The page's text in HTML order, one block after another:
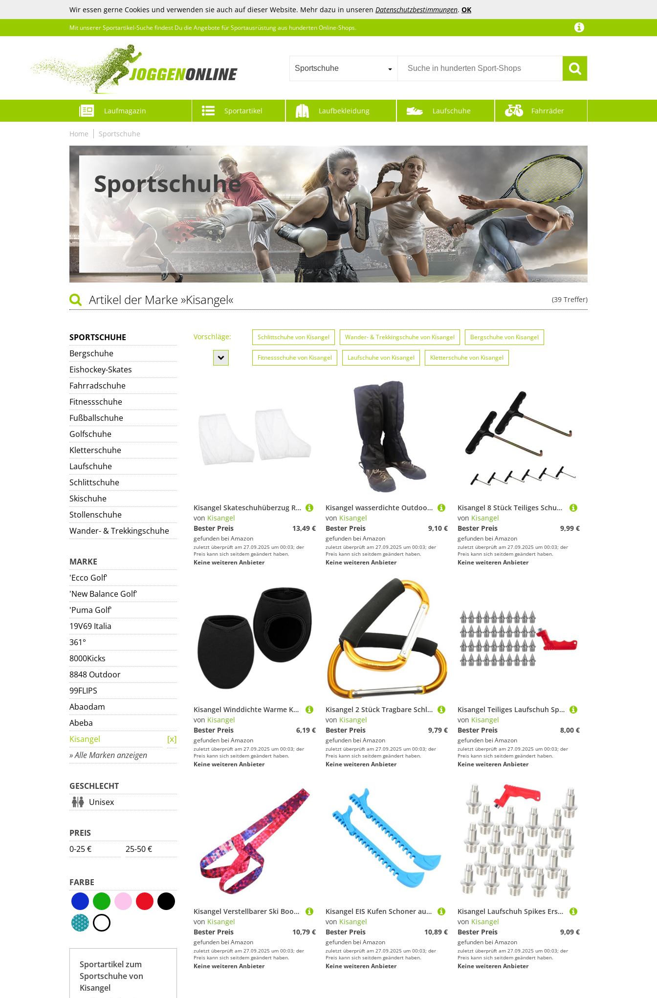
Wir essen gerne Cookies und verwenden sie auch auf dieser Website. Mehr dazu in unseren Datenschutzbestimmungen. OK
Mit unserer Sportartikel-Suche findest Du die Angebote für Sportausrüstung aus hunderten Online-Shops.
Sportschuhe
Laufmagazin Sportartikel Laufbekleidung Laufschuhe Fahrräder
Home Sportschuhe
Sportschuhe
(39 Treffer)
Artikel der Marke »Kisangel«
SPORTSCHUHE
Bergschuhe
Eishockey-Skates
Fahrradschuhe
Fitnessschuhe
Fußballschuhe
Golfschuhe
Kletterschuhe
Laufschuhe
Schlittschuhe
Skischuhe
Stollenschuhe
Wander- & Trekkingschuhe
MARKE
'Ecco Golf'
'New Balance Golf'
'Puma Golf'
19V69 Italia
361°
8000Kicks
8848 Outdoor
99FLIPS
Abaodam
Abeba
Kisangel
» Alle Marken anzeigen
GESCHLECHT
Unisex
PREIS
0-25 €
25-50 €
FARBE
Sportartikel zum
Sportschuhe von
Kisangel
Vorschläge: Schlittschuhe von Kisangel Wander- & Trekkingschuhe von Kisangel Bergschuhe von Kisangel
Fitnessschuhe von Kisangel Laufschuhe von Kisangel Kletterschuhe von Kisangel
Skischuhe von Kisangel
Kisangel Skateschuhüberzug Rollschuh Schlittschuh Schutz 1 Paar Samt Stretch Überzieher Elastische Abdeckung für Damen Herren Kinder Weiß Passend für Eiskunstlauf und Hockey Schuhe
von Kisangel
Bester Preis
13,49 €
gefunden bei Amazon
zuletzt überprüft am 27.09.2025 um 00:03; der
Preis kann sich seitdem geändert haben.
Keine weiteren Anbieter
Kisangel wasserdichte Outdoor Gamaschen Schwarz Verstellbar Strapazierfähig Schnee Regenschutz für Wandern Skifahren Klettern Schutzhülle für Schuhe und Hosen
von Kisangel
Bester Preis
9,10 €
gefunden bei Amazon
zuletzt überprüft am 27.09.2025 um 00:03; der
Preis kann sich seitdem geändert haben.
Keine weiteren Anbieter
Kisangel 8 Stück Teiliges Schuhbandstraffer Eishockey und Rollschuhe Tragbares Leichtes Metall-hakenwerkzeug für Sicheres Schnürsenkel-spannen bei Sportschuhen und Schlittschuhen
von Kisangel
Bester Preis
9,99 €
gefunden bei Amazon
zuletzt überprüft am 27.09.2025 um 00:03; der
Preis kann sich seitdem geändert haben.
Keine weiteren Anbieter
Kisangel Winddichte Warme Kurze Überschuhe für Fahrradschuhe Elastisch Verschleißfest Passend für Mountain und Rennräder Schutz vor Kälte und Wind Beim Radfahren
von Kisangel
Bester Preis
6,19 €
gefunden bei Amazon
zuletzt überprüft am 27.09.2025 um 00:03; der
Preis kann sich seitdem geändert haben.
Keine weiteren Anbieter
Kisangel 2 Stück Tragbare Schlittschuh Tragehaken aus Hochwertiger Aluminiumlegierung mit Schwammgriff Robust und Langlebig für Outdoor EIS und Rollschuhe Einfach zu Tragen Sichern
von Kisangel
Bester Preis
9,79 €
gefunden bei Amazon
zuletzt überprüft am 27.09.2025 um 00:03; der
Preis kann sich seitdem geändert haben.
Keine weiteren Anbieter
Kisangel Teiliges Laufschuh Spikes aus Rostfreiem Edelstahl mit Nagelzieher Austauschbare Hartstahl sprintrennspikes für Sprint und Outdoor Training rutschfeste Laufschuh Nagel ersatzteile
von Kisangel
Bester Preis
8,00 €
gefunden bei Amazon
zuletzt überprüft am 27.09.2025 um 00:03; der
Preis kann sich seitdem geändert haben.
Keine weiteren Anbieter
Kisangel Verstellbarer Ski Boots Tragegurt Aus Strapazierfähigem Für Einfaches Tragen Von Skischuhen Und Snowboard-Boots Für Outdoor-ski-enthusiasten
von Kisangel
Bester Preis
10,79 €
gefunden bei Amazon
zuletzt überprüft am 27.09.2025 um 00:03; der
Preis kann sich seitdem geändert haben.
Keine weiteren Anbieter
Kisangel EIS Kufen Schoner aus Robustem Skate Guard Schutz für Eishockey und Eiskunstlauf Schlittschuhe Rutschfestes Design für Sicheren Halt Beim Gehen
von Kisangel
Bester Preis
10,89 €
gefunden bei Amazon
zuletzt überprüft am 27.09.2025 um 00:03; der
Preis kann sich seitdem geändert haben.
Keine weiteren Anbieter
Kisangel Laufschuh Spikes Ersatzset rutschfeste Kurze Sprungspitzen für Sprint Langstrecke und Dreisprung Verbesserte Traktion und Stabilität bei Leichtathletiktraining
von Kisangel
Bester Preis
9,09 €
gefunden bei Amazon
zuletzt überprüft am 27.09.2025 um 00:03; der
Preis kann sich seitdem geändert haben.
Keine weiteren Anbieter